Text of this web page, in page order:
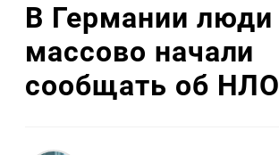
В Германии люди
массово начали
сообщать об НЛО